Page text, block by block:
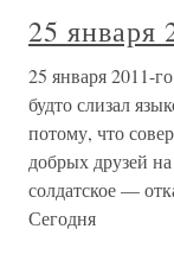
25 января
25 января 2011-
будто слизал
потому, что
добрых друзей
солдатское —
Сегодня